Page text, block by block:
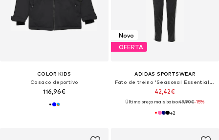
COLOR KIDS
Casaco deportivo
116,96€
Novo
OFERTA
ADIDAS SPORTSWEAR
Fato de treino 'Seasonal Essentials Tiberio'
42,42€
Último preço mais baixo:49,90€-15%
+2